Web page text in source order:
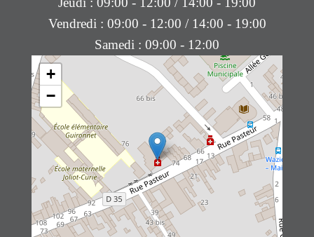
+
−
Vendredi : 09:00 - 12:00 / 14:00 - 19:00
Samedi : 09:00 - 12:00